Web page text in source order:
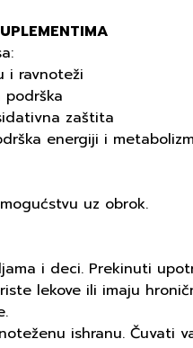
i ravnoteži
zaštita
energiji i
uz obrok.
i deci. Prekinuti
lekove ili imaju
ishranu. Čuvati